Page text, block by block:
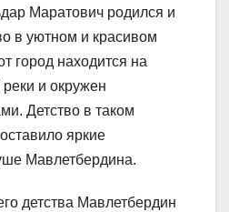
Маратович родился и
в уютном и красивом
город находится на
и окружен
Детство в таком
яркие
Мавлетбердина.
детства Мавлетбердин